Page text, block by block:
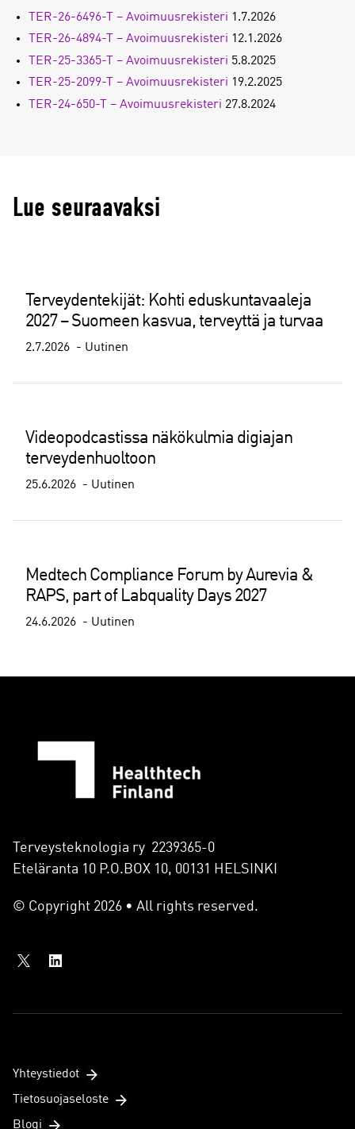
TER-26-6496-T – Avoimuusrekisteri 1.7.2026
TER-26-4894-T – Avoimuusrekisteri 12.1.2026
TER-25-3365-T – Avoimuusrekisteri 5.8.2025
TER-25-2099-T – Avoimuusrekisteri 19.2.2025
TER-24-650-T – Avoimuusrekisteri 27.8.2024
Lue seuraavaksi
Terveydentekijät: Kohti eduskuntavaaleja
2027 – Suomeen kasvua, terveyttä ja turvaa
2.7.2026 Uutinen
Videopodcastissa näkökulmia digiajan
terveydenhuoltoon
25.6.2026 Uutinen
Medtech Compliance Forum by Aurevia &
RAPS, part of Labquality Days 2027
24.6.2026 Uutinen
Terveysteknologia ry 2239365-0
Eteläranta 10 P.O.BOX 10, 00131 HELSINKI
© Copyright 2026 • All rights reserved.
Yhteystiedot
Tietosuojaseloste
Blogi